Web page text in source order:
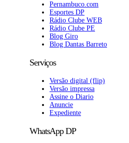
Pernambuco.com
Esportes DP
Rádio Clube WEB
Rádio Clube PE
Blog Giro
Blog Dantas Barreto
Serviços
Versão digital (flip)
Versão impressa
Assine o Diario
Anuncie
Expediente
WhatsApp DP